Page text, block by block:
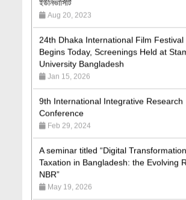
24th Dhaka International Film Festival
University Bangladesh
Jan 15, 2026
9th International Integrative Research
Feb 29, 2024
A seminar titled “Digital Transformation
NBR”
May 19, 2026
Academic Excellence Award 2023 and